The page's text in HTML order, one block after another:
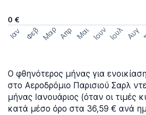
0 €
Ιαν Φεβ Μαρ Απρ Μαι Ιουν Ιουλ Αυγ
Ο φθηνότερος μήνας για
στο Αεροδρόμιο Παρισιού Σαρλ
μήνας Ιανουάριος (όταν οι τιμές
κατά μέσο όρο στα 36,59 € ανά